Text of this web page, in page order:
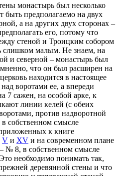
монастырь был несколько
предполагаемо на двух
а на других двух сторонах –
его, потому что
стеной и Троицким собором
слишком малым. Не знаем, на
и северной – монастырь был
что он был расширен на
находится в настоящее
воротами ее, а впереди
7 сажен, на особой арке, к
линии келей (с обеих
против надворотной
собственном смысле
к книге
V и XV и на современном плане
№ 8, в собственном смысле
необходимо понимать так,
деревянной стены и что